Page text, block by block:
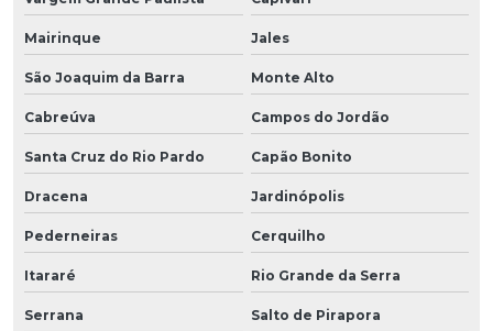
Mairinque Jales
São Joaquim da Barra Monte Alto
Cabreúva Campos do Jordão
Santa Cruz do Rio Pardo Capão Bonito
Dracena Jardinópolis
Pederneiras Cerquilho
Itararé Rio Grande da Serra
Serrana Salto de Pirapora